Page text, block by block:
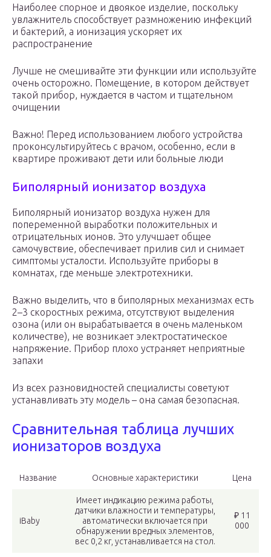
Наиболее спорное и двоякое изделие, поскольку
увлажнитель способствует размножению инфекций
и бактерий, а ионизация ускоряет их
распространение
Лучше не смешивайте эти функции или используйте
очень осторожно. Помещение, в котором действует
такой прибор, нуждается в частом и тщательном
очищении
Важно! Перед использованием любого устройства
проконсультируйтесь с врачом, особенно, если в
квартире проживают дети или больные люди
Биполярный ионизатор воздуха
Биполярный ионизатор воздуха нужен для
попеременной выработки положительных и
отрицательных ионов. Это улучшает общее
самочувствие, обеспечивает прилив сил и снимает
симптомы усталости. Используйте приборы в
комнатах, где меньше электротехники.
Важно выделить, что в биполярных механизмах есть
2–3 скоростных режима, отсутствуют выделения
озона (или он вырабатывается в очень маленьком
количестве), не возникает электростатическое
напряжение. Прибор плохо устраняет неприятные
запахи
Из всех разновидностей специалисты советуют
устанавливать эту модель – она самая безопасная.
Сравнительная таблица лучших
ионизаторов воздуха
Название Основные характеристики Цена
iBaby
Имеет индикацию режима работы,
датчики влажности и температуры,
автоматически включается при
обнаружении вредных элементов,
вес 0,2 кг, устанавливается на стол.
₽ 11
000